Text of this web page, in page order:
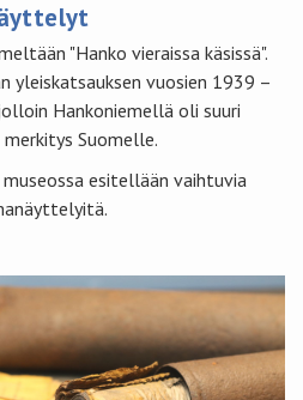
"Hanko vieraissa käsissä".
vuosien 1939 –
Hankoniemellä oli suuri
Suomelle.
esitellään vaihtuvia